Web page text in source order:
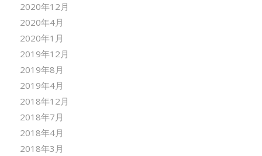
2020年12月
2020年4月
2020年1月
2019年12月
2019年8月
2019年4月
2018年12月
2018年7月
2018年4月
2018年3月